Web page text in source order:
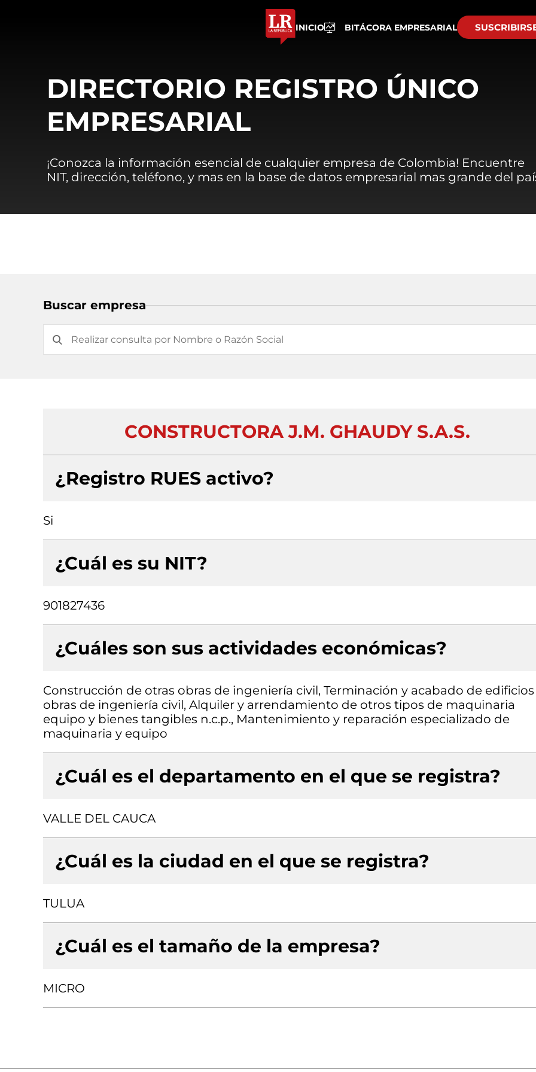
INICIO BITÁCORA EMPRESARIAL
DIRECTORIO REGISTRO ÚNICO
EMPRESARIAL
¡Conozca la información esencial de cualquier empresa de Colombia! Encuentre
NIT, dirección, teléfono, y mas en la base de datos empresarial mas grande del
Buscar empresa
CONSTRUCTORA J.M. GHAUDY S.A.S.
¿Registro RUES activo?
Si
¿Cuál es su NIT?
901827436
¿Cuáles son sus actividades económicas?
Construcción de otras obras de ingeniería civil, Terminación y acabado de edificios
obras de ingeniería civil, Alquiler y arrendamiento de otros tipos de maquinaria
equipo y bienes tangibles n.c.p., Mantenimiento y reparación especializado de
maquinaria y equipo
¿Cuál es el departamento en el que se registra?
VALLE DEL CAUCA
¿Cuál es la ciudad en el que se registra?
TULUA
¿Cuál es el tamaño de la empresa?
MICRO